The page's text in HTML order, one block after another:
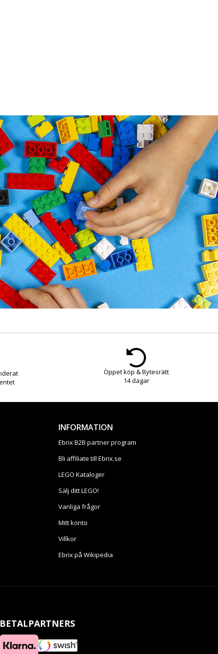
Öppet köp & Bytesrätt
14 dagar
INFORMATION
Ebrix B2B partner program
Bli affiliate till Ebrix.se
LEGO Kataloger
Sälj ditt LEGO!
Vanliga frågor
Mitt konto
Villkor
Ebrix på Wikipedia
BETALPARTNERS